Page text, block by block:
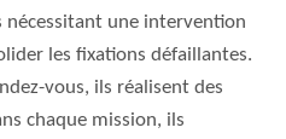
une intervention
les fixations défaillantes.
vous, ils réalisent des
chaque mission, ils